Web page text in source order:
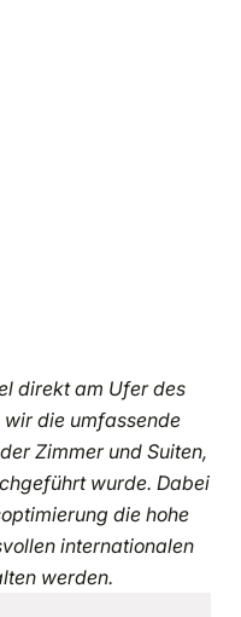
direkt am Ufer des
die umfassende
Zimmer und Suiten,
wurde. Dabei
die hohe
internationalen
werden.